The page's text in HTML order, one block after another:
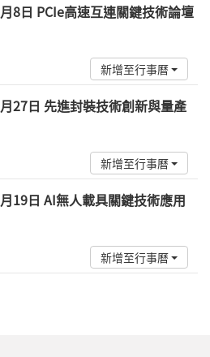
8日 PCIe高速互連關鍵技術論壇
新增至行事曆
月27日 先進封裝技術創新與量產
新增至行事曆
月19日 AI無人載具關鍵技術應用
新增至行事曆